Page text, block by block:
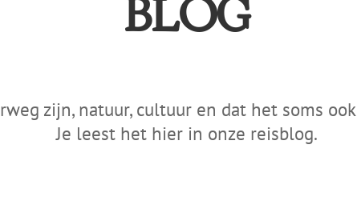
BLOG
zijn, natuur, cultuur en dat het soms
Je leest het hier in onze reisblog.